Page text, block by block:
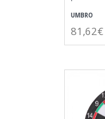
UMBRO
81,62€